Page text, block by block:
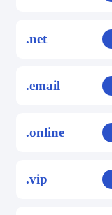
.net
.email
.online
.vip